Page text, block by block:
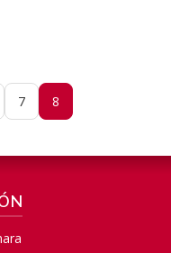
7 8